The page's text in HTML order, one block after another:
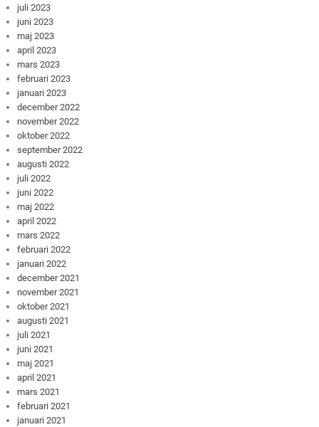
juli 2023
juni 2023
maj 2023
april 2023
mars 2023
februari 2023
januari 2023
december 2022
november 2022
oktober 2022
september 2022
augusti 2022
juli 2022
juni 2022
maj 2022
april 2022
mars 2022
februari 2022
januari 2022
december 2021
november 2021
oktober 2021
augusti 2021
juli 2021
juni 2021
maj 2021
april 2021
mars 2021
februari 2021
januari 2021